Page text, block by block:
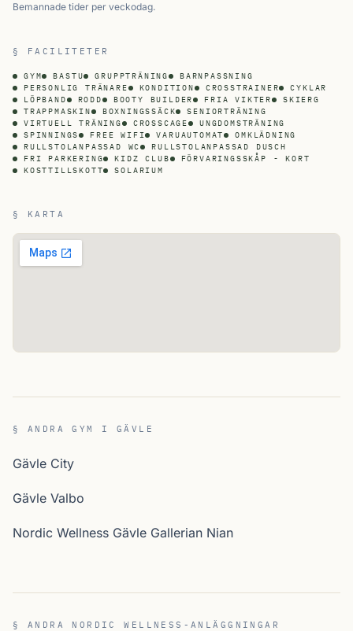
Bemannade tider per veckodag.
§ FACILITETER
GYM BASTU GRUPPTRÄNING
BARNPASSNING
PERSONLIG TRÄNARE
KONDITION CROSSTRAINER
CYKLAR
LÖPBAND
RODD BOOTY BUILDER FRIA VIKTER
SKIERG
TRAPPMASKIN
BOXNINGSSÄCK
SENIORTRÄNING
VIRTUELL TRÄNING
CROSSCAGE
UNGDOMSTRÄNING
SPINNINGS
FREE WIFI VARUAUTOMAT
OMKLÄDNING
RULLSTOLANPASSAD WC
RULLSTOLANPASSAD DUSCH
FRI PARKERING
KIDZ CLUB
FÖRVARINGSSKÅP - KORT
KOSTTILLSKOTT
SOLARIUM
§ KARTA
§ ANDRA GYM I GÄVLE
Gävle City
Gävle Valbo
Nordic Wellness Gävle Gallerian Nian
§ ANDRA NORDIC WELLNESS-ANLÄGGNINGAR